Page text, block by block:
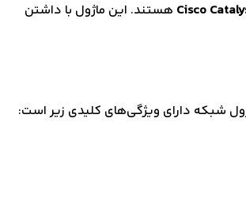
Cisco هستند. این ماژول با داشتن
شبکه دارای ویژگی‌های کلیدی زیر است: